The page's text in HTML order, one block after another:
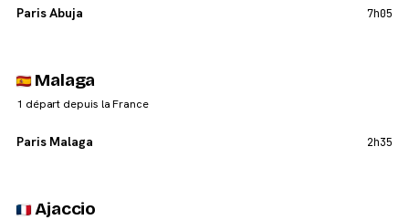
Paris Abuja 7h05
Malaga
1 départ depuis la France
Paris Malaga 2h35
Ajaccio